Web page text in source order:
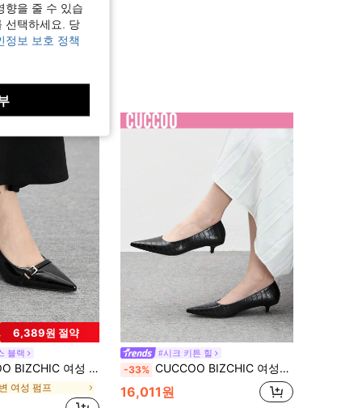
6,389원 절약
블랙
힐 뾰족한 여성 하이힐 신발 여성 신발 야외 데일리 통근 파티 신발 연회 여성 신발
여성 펌프
#시크 키튼 힐
-33% CUCCOO BIZCHIC 여성용 뾰족 토 로우 청키 힐 악어 엠보싱 블랙 펌프스, 우아한 사무실 착용 및 빈티지 시크 의상, 스타일리쉬
16,011원
향을 줄 수 있습
선택하세요. 당
정보 보호 정책